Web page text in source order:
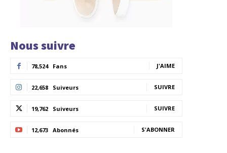
Nous suivre
78,524 Fans J'AIME
22,658 Suiveurs SUIVRE
19,762 Suiveurs SUIVRE
12,673 Abonnés S'ABONNER